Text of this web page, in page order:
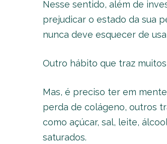
Nesse sentido, além de
prejudicar o estado da sua
nunca deve esquecer de
Outro hábito que traz
Mas, é preciso ter em
perda de colágeno, outros
como açúcar, sal, leite,
saturados.